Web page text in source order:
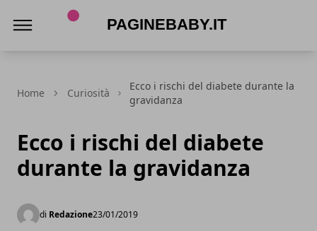
Home Curiosità
Ecco i rischi del diabete durante la
gravidanza
Ecco i rischi del diabete
durante la gravidanza
di Redazione23/01/2019